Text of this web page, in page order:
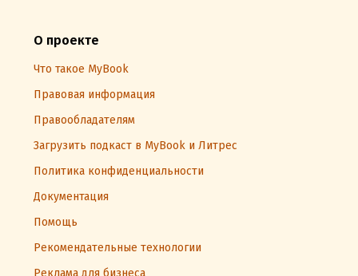
О проекте
Что такое MyBook
Правовая информация
Правообладателям
Загрузить подкаст в MyBook и Литрес
Политика конфиденциальности
Документация
Помощь
Рекомендательные технологии
Реклама для бизнеса